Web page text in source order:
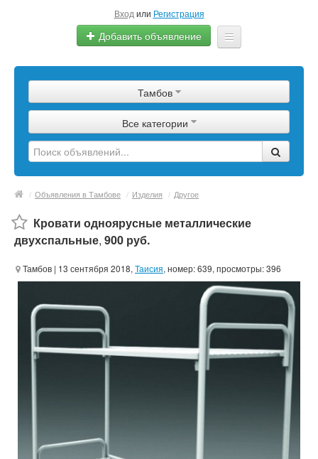
Вход или Регистрация
Добавить объявление
Сырье
Изделия
Оборудование
Услуги
Еще
Тамбов
Все категории
/ Объявления в Тамбове / Изделия / Другое
Кровати одноярусные металлические
двухспальные, 900 руб.
Тамбов | 13 сентября 2018, Таисия, номер: 639, просмотры: 396